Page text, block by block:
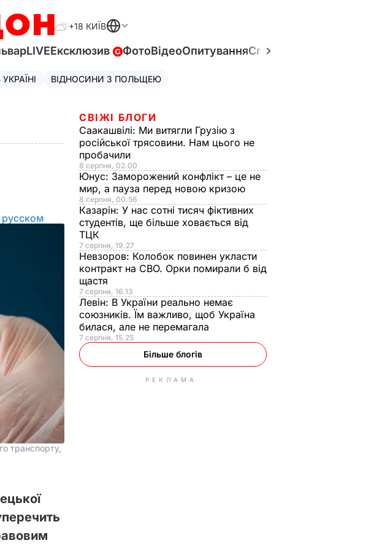
+18 КИЇВ
LIVEЕксклюзив ФотоВідеоОпитуванняСпецпроєкти
ВІДНОСИНИ З ПОЛЬЩЕЮ
транспорту,
СВІЖІ БЛОГИ
Саакашвілі: Ми витягли Грузію з
російської трясовини. Нам цього не
пробачили
8 серпня, 02.00
Юнус: Заморожений конфлікт – це не
мир, а пауза перед новою кризою
8 серпня, 00.56
Казарін: У нас сотні тисяч фіктивних
студентів, ще більше ховається від
ТЦК
7 серпня, 19.27
Невзоров: Колобок повинен укласти
контракт на СВО. Орки помирали б від
щастя
7 серпня, 16.13
Левін: В України реально немає
союзників. Їм важливо, щоб Україна
билася, але не перемагала
7 серпня, 15.25
Більше блогів
РЕКЛАМА